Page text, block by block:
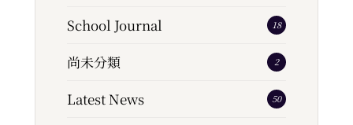
School Journal 18
尚未分類 2
Latest News 50